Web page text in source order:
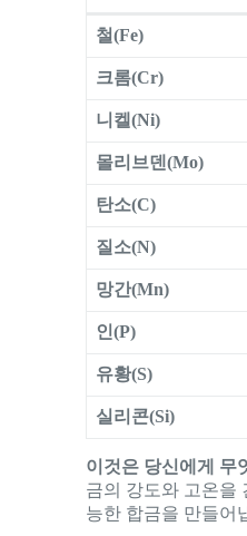
철(Fe)
크롬(Cr)
니켈(Ni)
몰리브덴(Mo)
탄소(C)
질소(N)
망간(Mn)
인(P)
유황(S)
실리콘(Si)
이것은 당신에게 무
금의 강도와 고온을
능한 합금을 만들어